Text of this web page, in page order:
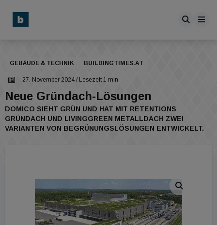
GEBÄUDE & TECHNIK BUILDINGTIMES.AT
27. November 2024 / Lesezeit 1 min
Neue Gründach-Lösungen
DOMICO SIEHT GRÜN UND HAT MIT RETENTIONS
GRÜNDACH UND LIVINGGREEN METALLDACH ZWEI
VARIANTEN VON BEGRÜNUNGSLÖSUNGEN ENTWICKELT.